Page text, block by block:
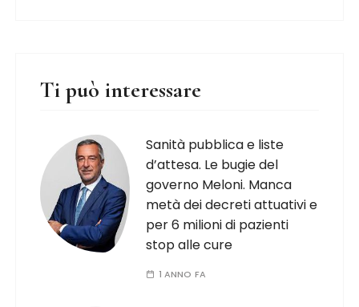
Ti può interessare
Sanità pubblica e liste
d’attesa. Le bugie del
governo Meloni. Manca
metà dei decreti attuativi e
per 6 milioni di pazienti
stop alle cure
1 ANNO FA